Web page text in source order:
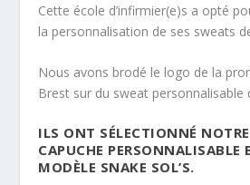
Cette école d’infirmier(e)s a opté
la personnalisation de ses sweats
Nous avons brodé le logo de la
Brest sur du sweat personnalisable
ILS ONT SÉLECTIONNÉ
CAPUCHE PERSONNALISABLE
MODÈLE SNAKE SOL’S.